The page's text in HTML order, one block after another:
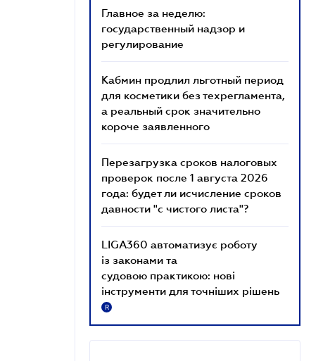
Главное за неделю:
государственный надзор и
регулирование
Кабмин продлил льготный период
для косметики без техрегламента,
а реальный срок значительно
короче заявленного
Перезагрузка сроков налоговых
проверок после 1 августа 2026
года: будет ли исчисление сроков
давности "с чистого листа"?
LIGA360 автоматизує роботу
із законами та
судовою практикою: нові
інструменти для точніших рішень
R